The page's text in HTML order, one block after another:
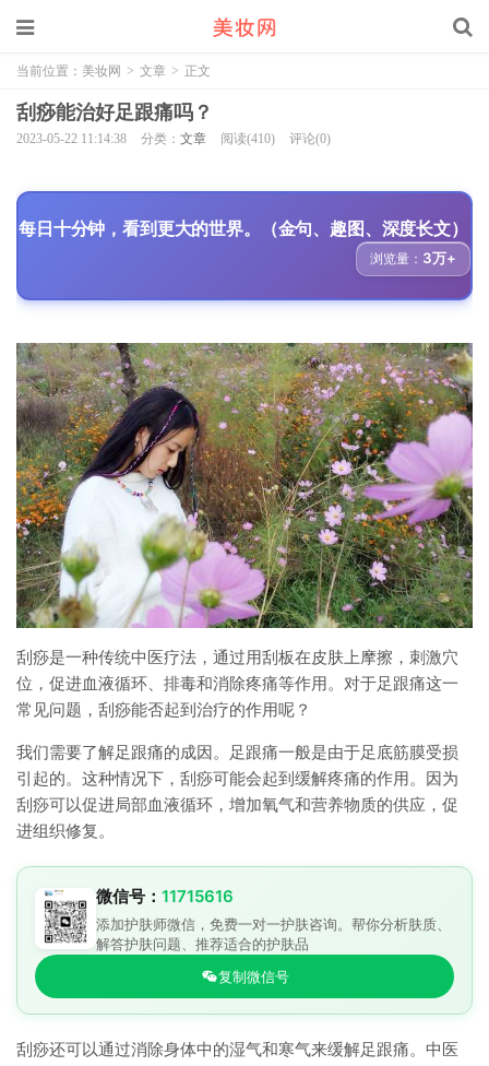
当前位置： 美妆网 > 文章 > 正文
刮痧能治好足跟痛吗？
2023-05-22 11:14:38 分类： 文章 阅读(410) 评论(0)
每日十分钟，看到更大的世界。（金句、趣图、深度长文）
浏览量： 3万+
刮痧是一种传统中医疗法，通过用刮板在皮肤上摩擦，刺激穴
位，促进血液循环、排毒和消除疼痛等作用。对于足跟痛这一
常见问题，刮痧能否起到治疗的作用呢？
我们需要了解足跟痛的成因。足跟痛一般是由于足底筋膜受损
引起的。这种情况下，刮痧可能会起到缓解疼痛的作用。因为
刮痧可以促进局部血液循环，增加氧气和营养物质的供应，促
进组织修复。
微信号： 11715616
添加护肤师微信，免费一对一护肤咨询。帮你分析肤质、
解答护肤问题、推荐适合的护肤品
复制微信号
刮痧还可以通过消除身体中的湿气和寒气来缓解足跟痛。中医